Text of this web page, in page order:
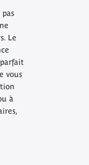
Le
vous
à